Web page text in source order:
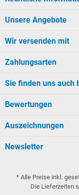
Unsere Angebote
Wir versenden mit
Zahlungsarten
Sie finden uns auch
Bewertungen
Auszeichnungen
Newsletter
* Alle Preise inkl.
Die Lieferzeiten